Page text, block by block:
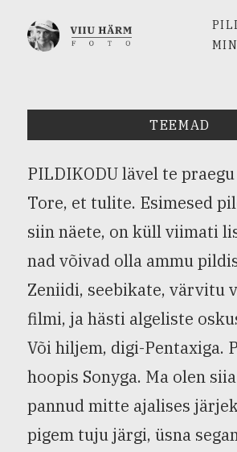
TEEMAD
PILDIKODU lävel te
Tore, et tulite. Esimesed
siin näete, on küll viimati
nad võivad olla ammu
Zeniidi, seebikate, värvitu
filmi, ja hästi algeliste
Või hiljem, digi-Pentaxiga.
hoopis Sonyga. Ma olen
pannud mitte ajalises
pigem tuju järgi, üsna